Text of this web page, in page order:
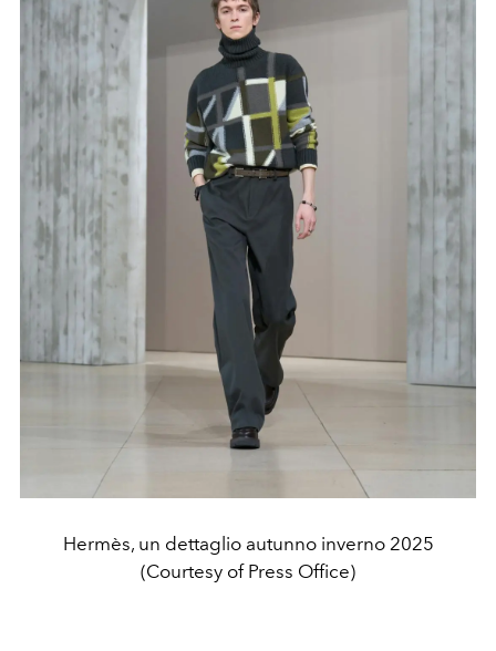
Hermès, un dettaglio autunno inverno 2025
(Courtesy of Press Office)